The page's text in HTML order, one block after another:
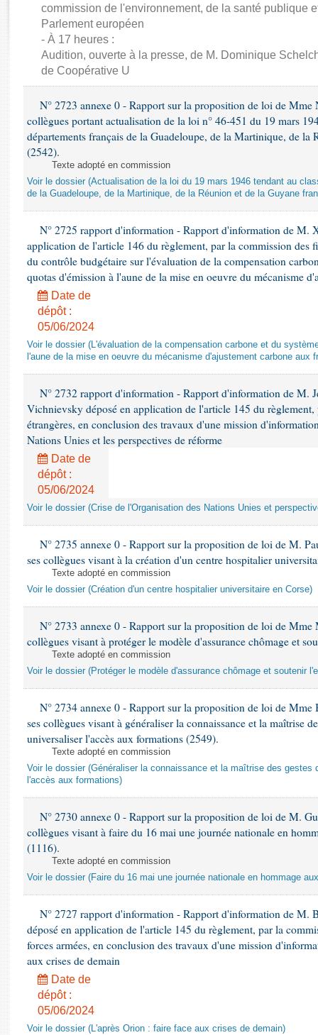
Rapports d'enquête
Rapports législatifs
Rapports sur l'application des lois
Baromètre de l’application des lois
Budget et sécurité sociale
Questions écrites et orales
Comptes rendus des débats
commission de l'environnement, de la santé publique
Parlement européen
- À 17 heures :
Audition, ouverte à la presse, de M. Dominique
de Coopérative U
N° 2723 annexe 0 - Rapport sur la proposition de loi de Mme
collègues portant actualisation de la loi n° 46-451 du 19 mars
départements français de la Guadeloupe, de la Martinique, de la
(2542).
Texte adopté en commission
Voir le dossier (Actualisation de la loi du 19 mars 1946 tendant au
de la Guadeloupe, de la Martinique, de la Réunion et de la Guyane
N° 2725 rapport d'information - Rapport d'information de M.
application de l'article 146 du règlement, par la commission des
du contrôle budgétaire sur l'évaluation de la compensation
quotas d'émission à l'aune de la mise en oeuvre du mécanisme
Date de
dépôt :
05/06/2024
Voir le dossier (L'évaluation de la compensation carbone et du
l'aune de la mise en oeuvre du mécanisme d'ajustement carbone aux
N° 2732 rapport d'information - Rapport d'information de M.
Vichnievsky déposé en application de l'article 145 du règlement,
étrangères, en conclusion des travaux d'une mission
Nations Unies et les perspectives de réforme
Date de
dépôt :
05/06/2024
Voir le dossier (Crise de l'Organisation des Nations Unies et
N° 2735 annexe 0 - Rapport sur la proposition de loi de M.
ses collègues visant à la création d'un centre hospitalier
Texte adopté en commission
Voir le dossier (Création d'un centre hospitalier universitaire en Corse)
N° 2733 annexe 0 - Rapport sur la proposition de loi de Mme
collègues visant à protéger le modèle d'assurance chômage et
Texte adopté en commission
Voir le dossier (Protéger le modèle d'assurance chômage et soutenir
N° 2734 annexe 0 - Rapport sur la proposition de loi de Mme
ses collègues visant à généraliser la connaissance et la maîtrise
universaliser l'accès aux formations (2549).
Texte adopté en commission
Voir le dossier (Généraliser la connaissance et la maîtrise des gestes
l'accès aux formations)
N° 2730 annexe 0 - Rapport sur la proposition de loi de M.
collègues visant à faire du 16 mai une journée nationale en
(1116).
Texte adopté en commission
Voir le dossier (Faire du 16 mai une journée nationale en hommage
N° 2727 rapport d'information - Rapport d'information de M.
déposé en application de l'article 145 du règlement, par la
forces armées, en conclusion des travaux d'une mission
aux crises de demain
Date de
dépôt :
05/06/2024
Voir le dossier (L'après Orion : faire face aux crises de demain)